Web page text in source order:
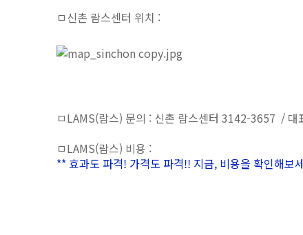
ㅁ신촌 람스센터 위치 :
ㅁLAMS(람스) 문의 : 신촌 람스센터 3142-3657 /
ㅁLAMS(람스) 비용 :
** 효과도 파격! 가격도 파격!! 지금, 비용을 확인해보